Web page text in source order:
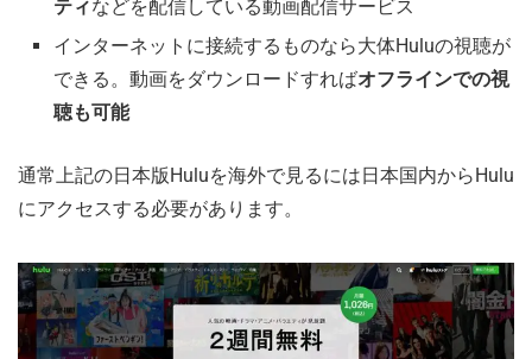
ティなどを配信している動画配信サービス
インターネットに接続するものなら大体Huluの視聴が
できる。動画をダウンロードすればオフラインでの視
聴も可能
通常上記の日本版Huluを海外で見るには日本国内からHulu
にアクセスする必要があります。